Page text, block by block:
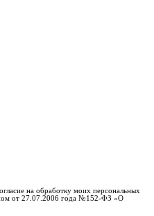
на обработку моих персональных
от 27.07.2006 года №152-ФЗ «О